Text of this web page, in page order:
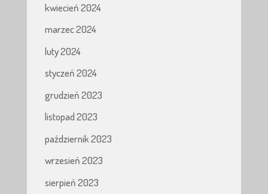
kwiecień 2024
marzec 2024
luty 2024
styczeń 2024
grudzień 2023
listopad 2023
październik 2023
wrzesień 2023
sierpień 2023